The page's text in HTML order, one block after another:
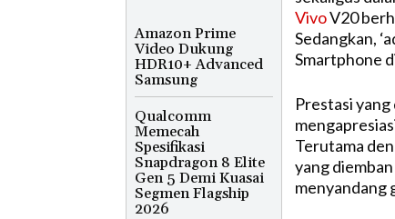
Amazon Prime
Video Dukung
HDR10+ Advanced
Samsung
Qualcomm
Memecah
Spesifikasi
Snapdragon 8 Elite
Gen 5 Demi Kuasai
Segmen Flagship
2026
VivoV20
Sedangkan,
Smartphone
Prestasi yang
Terutama
yang
menyandang